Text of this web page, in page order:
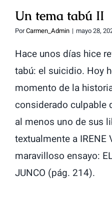
Un tema tabú II
PorCarmen_Admin | mayo 28,
Hace unos días hice
tabú: el suicidio. Hoy
momento de la
considerado culpable
al menos uno de sus
textualmente a IRENE
maravilloso ensayo:
JUNCO (pág. 214).